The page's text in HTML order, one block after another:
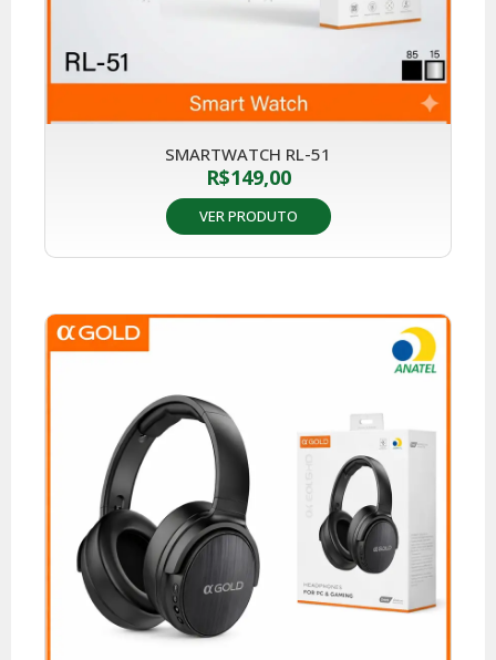
SMARTWATCH RL-51
R$149,00
VER PRODUTO